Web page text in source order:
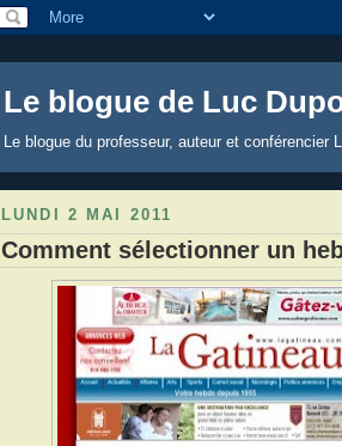
Le blogue de Luc
Le blogue du professeur, auteur et conférencier
LUNDI 2 MAI 2011
Comment sélectionner un